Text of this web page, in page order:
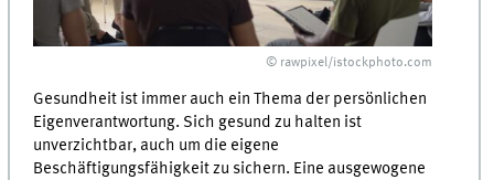
© rawpixel/istockphoto.com
Gesundheit ist immer auch ein Thema der persönlichen
Eigenverantwortung. Sich gesund zu halten ist
unverzichtbar, auch um die eigene
Beschäftigungsfähigkeit zu sichern. Eine ausgewogene